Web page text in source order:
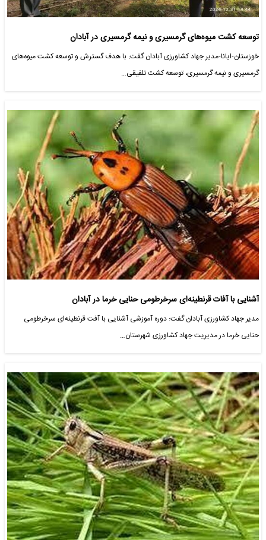
توسعه کشت میوه‌های گرمسیری و نیمه گرمسیری در آبادان
خوزستان-ایانا-مدیر جهاد کشاورزی آبادان گفت: با هدف گسترش و توسعه کشت میوه‌های
گرمسیری و نیمه گرمسیری، توسعه کشت تلفیقی…
آشنایی با آفات قرنطینه‌ای سرخرطومی حنایی خرما در آبادان
مدیر جهاد کشاورزی آبادان گفت: دوره آموزشی آشنایی با آفت قرنطینه‌ای سرخرطومی
حنایی خرما در مدیریت جهاد کشاورزی شهرستان…